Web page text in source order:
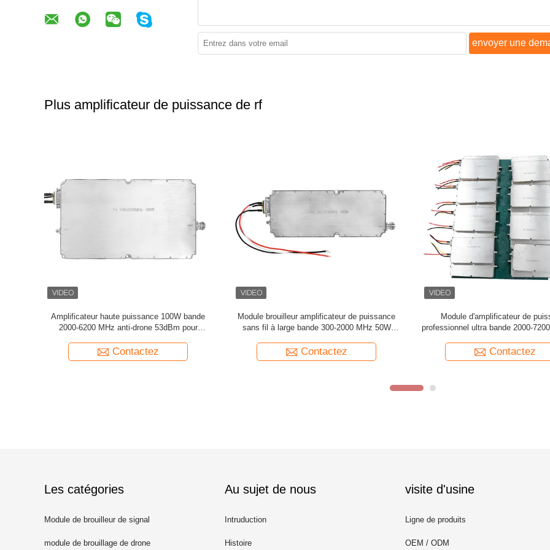
envoyer une
Plus amplificateur de puissance de rf
Module d'amplificateur RF en alliage
d'aluminium de 50 W, bande de superfréquence
l'application de brouilleur
Contactez
Module d'amplificateur RF bidirectionnel de 30
W pour l'amplification du signal personnalisé à
Contactez Contactez
Les catégories
Module de brouilleur de signal
module de brouillage de drone
Au sujet de nous
Intruduction
Histoire
visite d'usine
Ligne de produits
OEM / ODM